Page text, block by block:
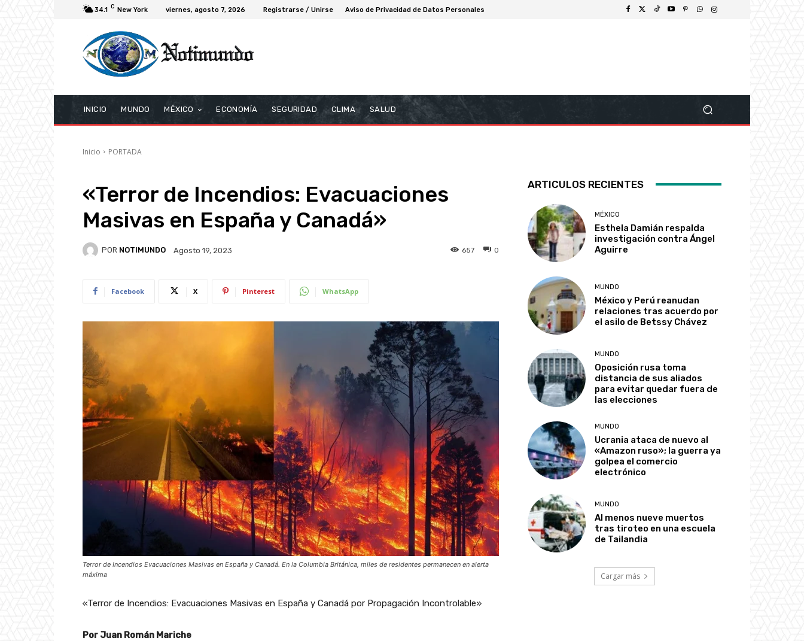
34.1 C New York viernes, agosto 7, 2026 Registrarse / Unirse Aviso de Privacidad de Datos Personales
INICIO MUNDO MÉXICO ECONOMÍA SEGURIDAD CLIMA SALUD
Inicio PORTADA
«Terror de Incendios: Evacuaciones
Masivas en España y Canadá»
POR NOTIMUNDO Agosto 19, 2023 0
657
Facebook X Pinterest WhatsApp
Terror de Incendios Evacuaciones Masivas en España y Canadá. En la Columbia Británica, miles de residentes permanecen en alerta
máxima
«Terror de Incendios: Evacuaciones Masivas en España y Canadá por Propagación Incontrolable»
Por Juan Román Mariche
ARTICULOS RECIENTES
MÉXICO
Esthela Damián respalda
investigación contra Ángel
Aguirre
MUNDO
México y Perú reanudan
relaciones tras acuerdo por
el asilo de Betssy Chávez
MUNDO
Oposición rusa toma
distancia de sus aliados
para evitar quedar fuera de
las elecciones
MUNDO
Ucrania ataca de nuevo al
«Amazon ruso»; la guerra ya
golpea el comercio
electrónico
MUNDO
Al menos nueve muertos
tras tiroteo en una escuela
de Tailandia
Cargar más